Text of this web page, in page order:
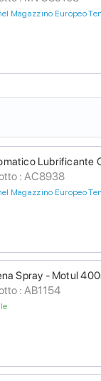
Magazzino Europeo
Lubrificante
: AC8938
Magazzino Europeo
Spray - Motul
: AB1154